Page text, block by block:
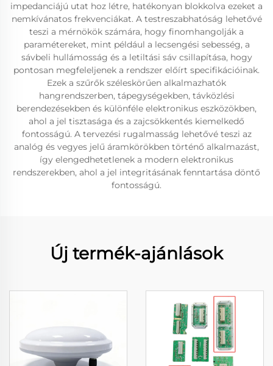
impedanciájú utat hoz létre, hatékonyan blokkolva ezeket a
nemkívánatos frekvenciákat. A testreszabhatóság lehetővé
teszi a mérnökök számára, hogy finomhangolják a
paramétereket, mint például a lecsengési sebesség, a
sávbeli hullámosság és a letiltási sáv csillapítása, hogy
pontosan megfeleljenek a rendszer előírt specifikációinak.
Ezek a szűrők széleskörűen alkalmazhatók
hangrendszerben, tápegységekben, távközlési
berendezésekben és különféle elektronikus eszközökben,
ahol a jel tisztasága és a zajcsökkentés kiemelkedő
fontosságú. A tervezési rugalmasság lehetővé teszi az
analóg és vegyes jelű áramkörökben történő alkalmazást,
így elengedhetetlenek a modern elektronikus
rendszerekben, ahol a jel integritásának fenntartása döntő
fontosságú.
Új termék-ajánlások